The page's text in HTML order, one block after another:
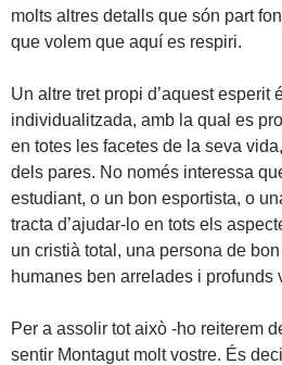
molts altres detalls que són part
que volem que aquí es respiri.
Un altre tret propi d’aquest esperit
individualitzada, amb la qual es
en totes les facetes de la seva
dels pares. No només interessa
estudiant, o un bon esportista, o
tracta d’ajudar-lo en tots els
un cristià total, una persona de
humanes ben arrelades i profunds
Per a assolir tot això -ho reiterem
sentir Montagut molt vostre. És